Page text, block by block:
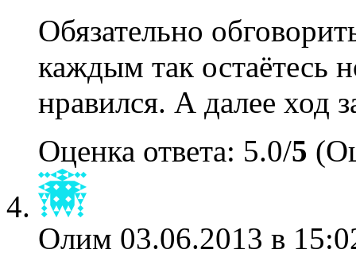
Обязательно
каждым так остаётесь
нравился. А далее ход
Оценка ответа: 5.0/5
Олим 03.06.2013 в